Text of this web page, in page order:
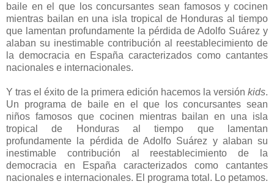
baile en el que los concursantes sean famosos y cocinen
mientras bailan en una isla tropical de Honduras al tiempo
que lamentan profundamente la pérdida de Adolfo Suárez y
alaban su inestimable contribución al reestablecimiento de
la democracia en España caracterizados como cantantes
nacionales e internacionales.
Y tras el éxito de la primera edición hacemos la versión kids.
Un programa de baile en el que los concursantes sean
niños famosos que cocinen mientras bailan en una isla
tropical de Honduras al tiempo que lamentan
profundamente la pérdida de Adolfo Suárez y alaban su
inestimable contribución al reestablecimiento de la
democracia en España caracterizados como cantantes
nacionales e internacionales. El programa total. Lo petamos.